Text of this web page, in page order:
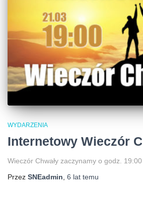
WYDARZENIA
Internetowy Wieczór
Wieczór Chwały zaczynamy o godz. 19:00
Przez SNEadmin, 6 lat temu